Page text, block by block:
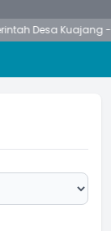
Kuajang -